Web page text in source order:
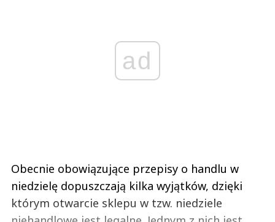
ad
Obecnie obowiązujące przepisy o handlu w
niedzielę dopuszczają kilka wyjątków, dzięki
którym otwarcie sklepu w tzw. niedziele